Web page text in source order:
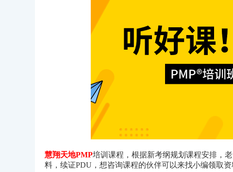
慧翔天地PMP培训课程，根据新考纲规划课程安排，
料，续证PDU，想咨询课程的伙伴可以来找小编领取